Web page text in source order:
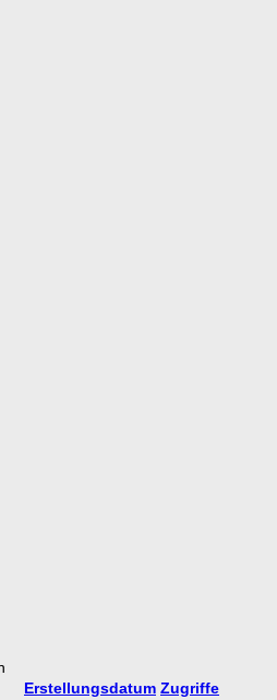
Erstellungsdatum Zugriffe